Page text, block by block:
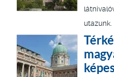
utazunk.